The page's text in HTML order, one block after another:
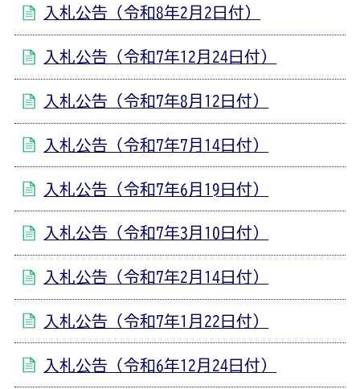
入札公告（令和8年2月2日付）
入札公告（令和7年12月24日付）
入札公告（令和7年8月12日付）
入札公告（令和7年7月14日付）
入札公告（令和7年6月19日付）
入札公告（令和7年3月10日付）
入札公告（令和7年2月14日付）
入札公告（令和7年1月22日付）
入札公告（令和6年12月24日付）